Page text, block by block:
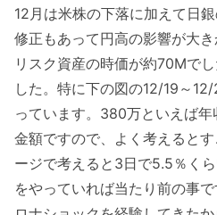
12月は米株の下落に加えて日
修正もあって円高の影響が大
リスク資産の時価が約70Mで
した。特に下の図の12/19～
っています。380万といえば
金額ですので、よく考えると
ージで考えると3日で5.5％く
をやっていれば当たり前の事